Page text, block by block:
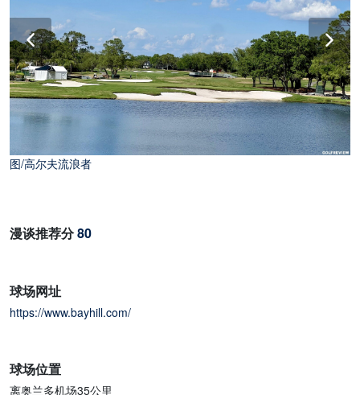
图/高尔夫流浪者
漫谈推荐分80
球场网址
https://www.bayhill.com/
球场位置
离奥兰多机场35公里